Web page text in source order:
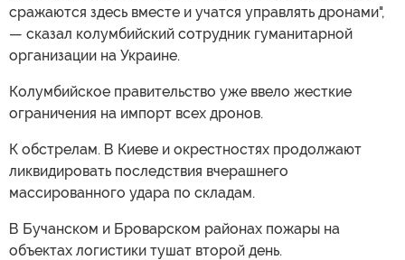
сражаются здесь вместе и учатся управлять дронами",
— сказал колумбийский сотрудник гуманитарной
организации на Украине.
Колумбийское правительство уже ввело жесткие
ограничения на импорт всех дронов.
К обстрелам. В Киеве и окрестностях продолжают
ликвидировать последствия вчерашнего
массированного удара по складам.
В Бучанском и Броварском районах пожары на
объектах логистики тушат второй день.